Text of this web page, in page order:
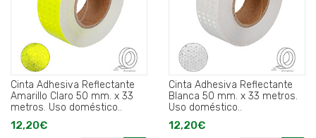
Cinta Adhesiva Reflectante
Amarillo Claro 50 mm. x 33
metros. Uso doméstico..
12,20€
Cinta Adhesiva Reflectante
Blanca 50 mm. x 33 metros.
Uso doméstico..
12,20€